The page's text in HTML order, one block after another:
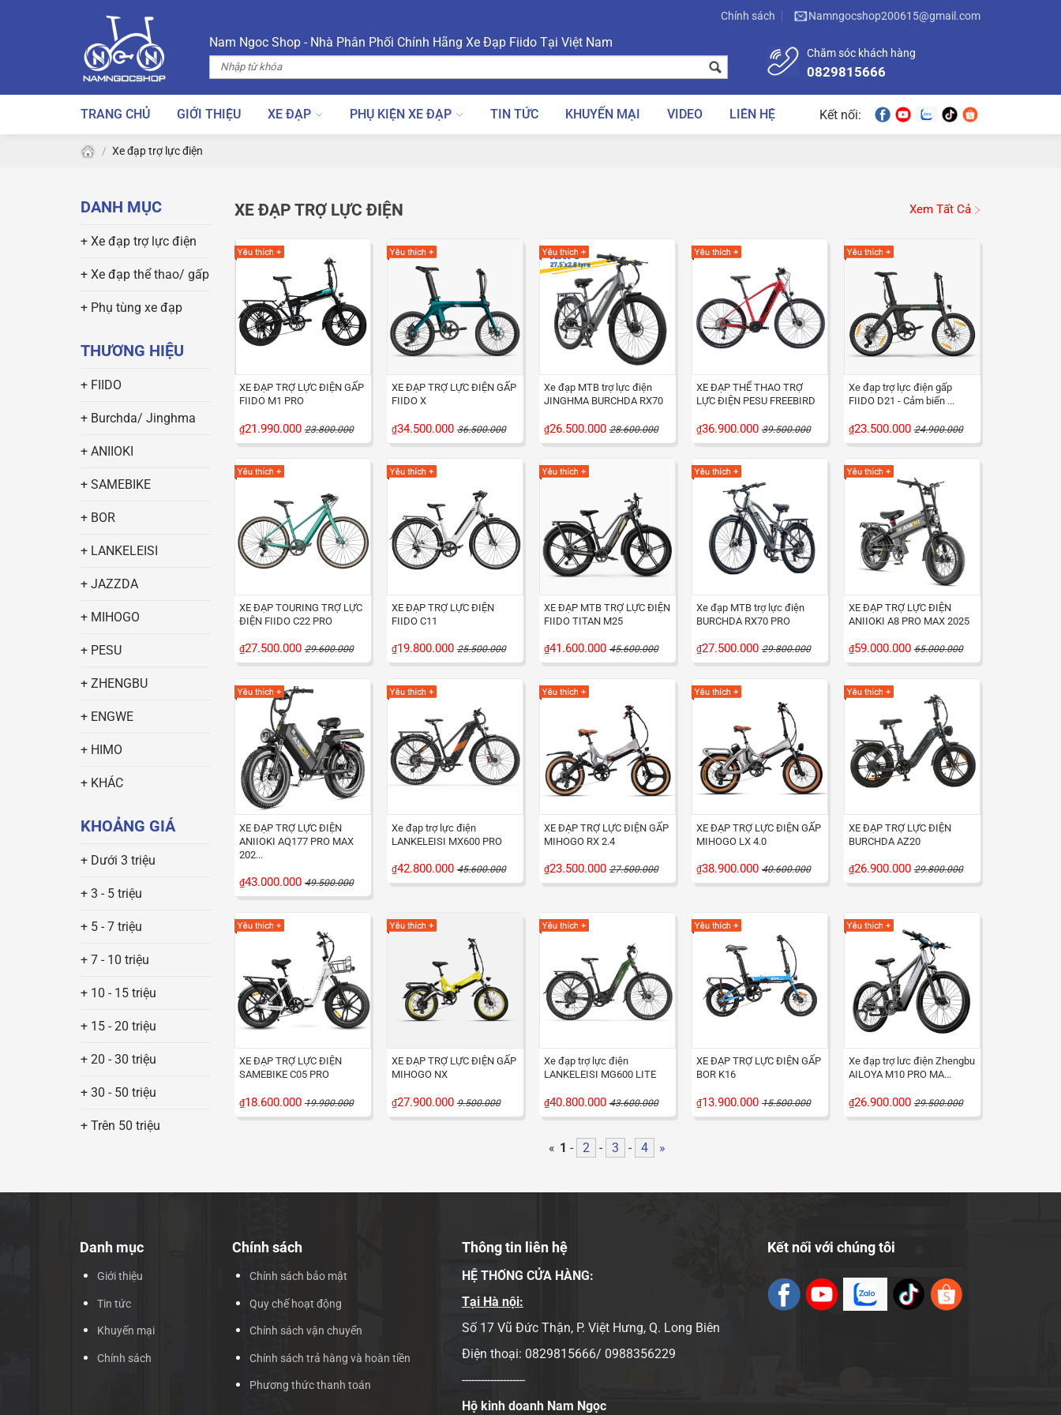
Chính sách Namngocshop200615@gmail.com
Nam Ngoc Shop - Nhà Phân Phối Chính Hãng Xe Đạp Fiido Tại Việt Nam
Chăm sóc khách hàng
0829815666
TRANG CHỦ GIỚI THIỆU XE ĐẠP PHỤ KIỆN XE ĐẠP TIN TỨC KHUYẾN MẠI VIDEO LIÊN HỆ Kết nối:
/ Xe đạp trợ lực điện
DANH MỤC
+ Xe đạp trợ lực điện
+ Xe đạp thể thao/ gấp
+ Phụ tùng xe đạp
THƯƠNG HIỆU
+ FIIDO
+ Burchda/ Jinghma
+ ANIIOKI
+ SAMEBIKE
+ BOR
+ LANKELEISI
+ JAZZDA
+ MIHOGO
+ PESU
+ ZHENGBU
+ ENGWE
+ HIMO
+ KHÁC
KHOẢNG GIÁ
+ Dưới 3 triệu
+ 3 - 5 triệu
+ 5 - 7 triệu
+ 7 - 10 triệu
+ 10 - 15 triệu
+ 15 - 20 triệu
+ 20 - 30 triệu
+ 30 - 50 triệu
+ Trên 50 triệu
XE ĐẠP TRỢ LỰC ĐIỆN Xem Tất Cả
XE ĐẠP TRỢ LỰC ĐIỆN GẤP
FIIDO M1 PRO
₫21.990.000 23.800.000
XE ĐẠP TRỢ LỰC ĐIỆN GẤP
FIIDO X
₫34.500.000 36.500.000
Xe đạp MTB trợ lực điện
JINGHMA BURCHDA RX70
₫26.500.000 28.600.000
XE ĐẠP THỂ THAO TRỢ
LỰC ĐIỆN PESU FREEBIRD
₫36.900.000 39.500.000
Xe đạp trợ lực điện gấp
FIIDO D21 - Cảm biến ...
₫23.500.000 24.900.000
XE ĐẠP TOURING TRỢ LỰC
ĐIỆN FIIDO C22 PRO
₫27.500.000 29.600.000
XE ĐẠP TRỢ LỰC ĐIỆN
FIIDO C11
₫19.800.000 25.500.000
XE ĐẠP MTB TRỢ LỰC ĐIỆN
FIIDO TITAN M25
₫41.600.000 45.600.000
Xe đạp MTB trợ lực điện
BURCHDA RX70 PRO
₫27.500.000 29.800.000
XE ĐẠP TRỢ LỰC ĐIỆN
ANIIOKI A8 PRO MAX 2025
₫59.000.000 65.000.000
XE ĐẠP TRỢ LỰC ĐIỆN
ANIIOKI AQ177 PRO MAX
202...
₫43.000.000 49.500.000
Xe đạp trợ lực điện
LANKELEISI MX600 PRO
₫42.800.000 45.600.000
XE ĐẠP TRỢ LỰC ĐIỆN GẤP
MIHOGO RX 2.4
₫23.500.000 27.500.000
XE ĐẠP TRỢ LỰC ĐIỆN GẤP
MIHOGO LX 4.0
₫38.900.000 40.600.000
XE ĐẠP TRỢ LỰC ĐIỆN
BURCHDA AZ20
₫26.900.000 29.800.000
XE ĐẠP TRỢ LỰC ĐIỆN
SAMEBIKE C05 PRO
₫18.600.000 19.900.000
XE ĐẠP TRỢ LỰC ĐIỆN GẤP
MIHOGO NX
₫27.900.000 9.500.000
Xe đạp trợ lực điện
LANKELEISI MG600 LITE
₫40.800.000 43.600.000
XE ĐẠP TRỢ LỰC ĐIỆN GẤP
BOR K16
₫13.900.000 15.500.000
Xe đạp trợ lưc điện Zhengbu
AILOYA M10 PRO MA...
₫26.900.000 29.500.000
« 1 - 2 - 3 - 4 »
Danh mục
Giới thiệu
Tin tức
Khuyến mại
Chính sách
Chính sách
Chính sách bảo mật
Quy chế hoạt động
Chính sách vận chuyển
Chính sách trả hàng và hoàn tiền
Phương thức thanh toán
Thông tin liên hệ
HỆ THỐNG CỬA HÀNG:
Tại Hà nội:
Số 17 Vũ Đức Thận, P. Việt Hưng, Q. Long Biên
Điện thoại: 0829815666/ 0988356229
--------------------
Hộ kinh doanh Nam Ngọc
Kết nối với chúng tôi